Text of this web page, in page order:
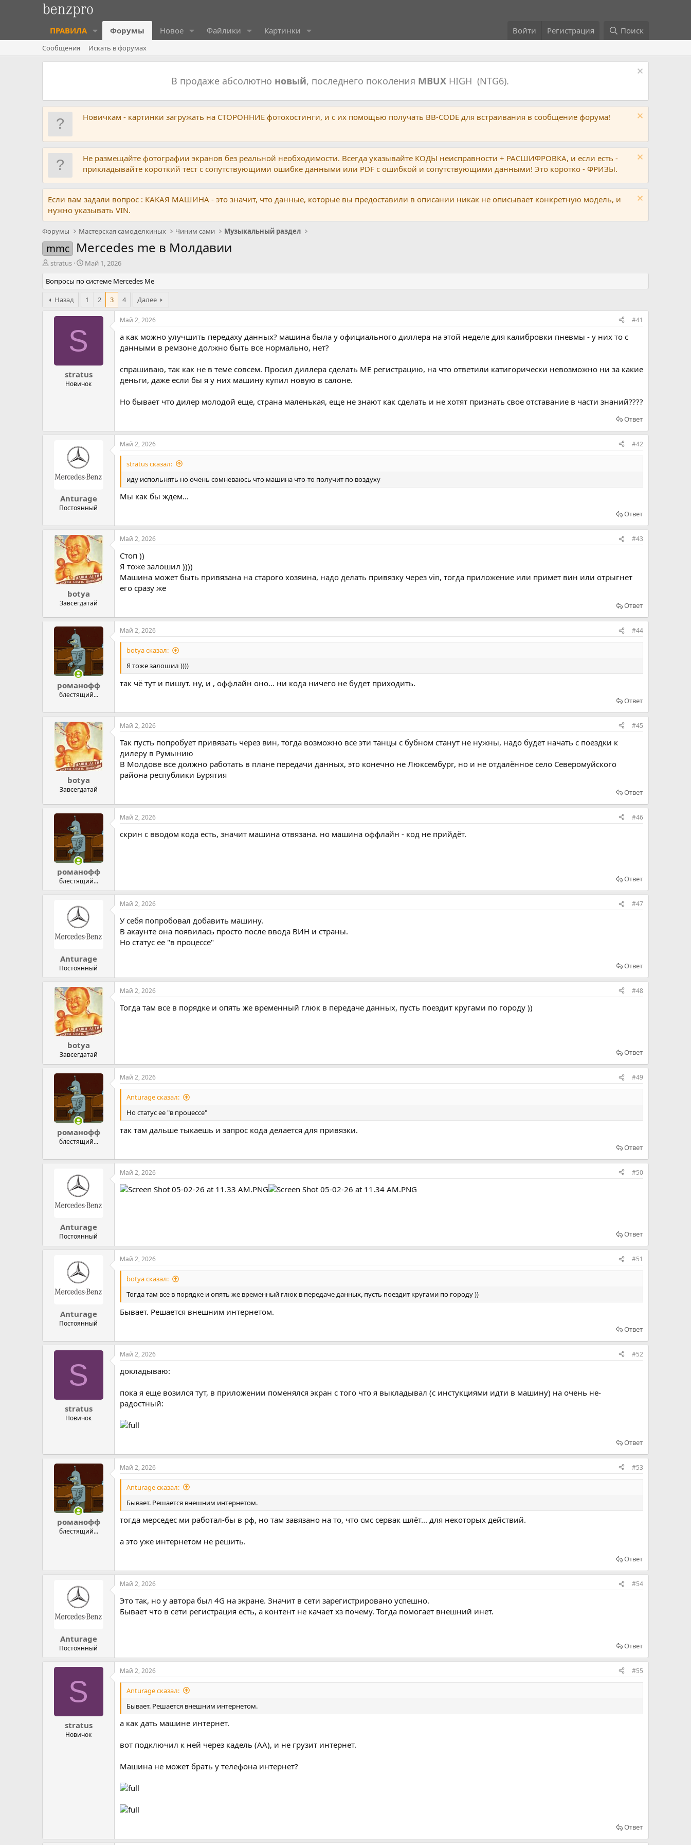
ПРАВИЛА Форумы Новое Файлики Картинки Войти Регистрация Поиск
Сообщения Искать в форумах
В продаже абсолютно новый, последнего поколения MBUXHIGH (NTG6).
Новичкам - картинки загружать на СТОРОННИЕ фотохостинги, и с их помощью получать BB-CODE для встраивания в сообщение форума!
Не размещайте фотографии экранов без реальной необходимости. Всегда указывайте КОДЫ неисправности + РАСШИФРОВКА, и если есть -
прикладывайте короткий тест с сопутствующими ошибке данными или PDF с ошибкой и сопутствующими данными! Это коротко - ФРИЗЫ.
Если вам задали вопрос : КАКАЯ МАШИНА - это значит, что данные, которые вы предоставили в описании никак не описывает конкретную модель, и
нужно указывать VIN.
Форумы Мастерская самоделкиных Чиним сами Музыкальный раздел
mmc Mercedes me в Молдавии
А
т
о
р
т
stratus
Д
т
а
н
а
ч
л
а
Май 1, 2026
Вопросы по системе Mercedes Me
Назад
1 2 3 4 Далее
S
stratus
Новичок
Май 2, 2026 #41
а как можно улучшить передаху данных? машина была у официального диллера на этой неделе для калибровки пневмы - у них то с
данными в ремзоне должно быть все нормально, нет?
спрашиваю, так как не в теме совсем. Просил диллера сделать МЕ регистрацию, на что ответили катигорически невозможно ни за какие
деньги, даже если бы я у них машину купил новую в салоне.
Но бывает что дилер молодой еще, страна маленькая, еще не знают как сделать и не хотят признать свое отставание в части знаний????
Ответ
Anturage
Постоянный
Май 2, 2026 #42
stratus сказал:
иду испольнять но очень сомневаюсь что машина что-то получит по воздуху
Мы как бы ждем...
Ответ
botya
Завсегдатай
Май 2, 2026 #43
Стоп ))
Я тоже залошил ))))
Машина может быть привязана на старого хозяина, надо делать привязку через vin, тогда приложение или примет вин или отрыгнет
его сразу же
Ответ
романофф
блестящий...
Май 2, 2026 #44
botya сказал:
Я тоже залошил ))))
так чё тут и пишут. ну, и , оффлайн оно... ни кода ничего не будет приходить.
Ответ
botya
Завсегдатай
Май 2, 2026 #45
Так пусть попробует привязать через вин, тогда возможно все эти танцы с бубном станут не нужны, надо будет начать с поездки к
дилеру в Румынию
В Молдове все должно работать в плане передачи данных, это конечно не Люксембург, но и не отдалённое село Северомуйского
района республики Бурятия
Ответ
романофф
блестящий...
Май 2, 2026 #46
скрин с вводом кода есть, значит машина отвязана. но машина оффлайн - код не прийдёт.
Ответ
Anturage
Постоянный
Май 2, 2026 #47
У себя попробовал добавить машину.
В акаунте она появилась просто после ввода ВИН и страны.
Но статус ее "в процессе"
Ответ
botya
Завсегдатай
Май 2, 2026 #48
Тогда там все в порядке и опять же временный глюк в передаче данных, пусть поездит кругами по городу ))
Ответ
романофф
блестящий...
Май 2, 2026 #49
Anturage сказал:
Но статус ее "в процессе"
так там дальше тыкаешь и запрос кода делается для привязки.
Ответ
Anturage
Постоянный
Май 2, 2026 #50
Ответ
Anturage
Постоянный
Май 2, 2026 #51
botya сказал:
Тогда там все в порядке и опять же временный глюк в передаче данных, пусть поездит кругами по городу ))
Бывает. Решается внешним интернетом.
Ответ
S
stratus
Новичок
Май 2, 2026 #52
докладываю:
пока я еще возился тут, в приложении поменялся экран с того что я выкладывал (с инстукциями идти в машину) на очень не-
радостный:
Ответ
романофф
блестящий...
Май 2, 2026 #53
Anturage сказал:
Бывает. Решается внешним интернетом.
тогда мерседес ми работал-бы в рф, но там завязано на то, что смс сервак шлёт... для некоторых действий.
а это уже интернетом не решить.
Ответ
Anturage
Постоянный
Май 2, 2026 #54
Это так, но у автора был 4G на экране. Значит в сети зарегистрировано успешно.
Бывает что в сети регистрация есть, а контент не качает хз почему. Тогда помогает внешний инет.
Ответ
S
stratus
Новичок
Май 2, 2026 #55
Anturage сказал:
Бывает. Решается внешним интернетом.
а как дать машине интернет.
вот подключил к ней через кадель (АА), и не грузит интернет.
Машина не может брать у телефона интернет?
Ответ